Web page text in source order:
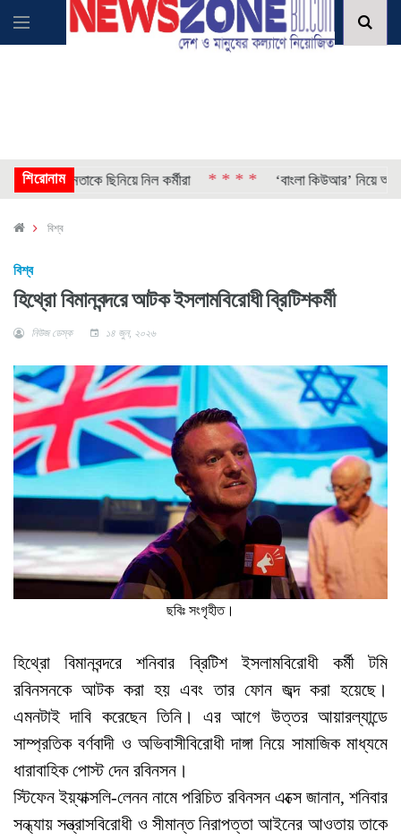
শিরোনাম
নেতাকে ছিনিয়ে নিল কর্মীরা * * * * ‘বাংলা কিউআর’ নিয়ে আলেমদের
বিশ্ব
বিশ্ব
হিথ্রো বিমানবন্দরে আটক ইসলামবিরোধী ব্রিটিশকর্মী
নিউজ ডেস্ক ১৪ জুন, ২০২৬
ছবিঃ সংগৃহীত।
হিথ্রো বিমানবন্দরে শনিবার ব্রিটিশ ইসলামবিরোধী কর্মী টমি
রবিনসনকে আটক করা হয় এবং তার ফোন জব্দ করা হয়েছে।
এমনটাই দাবি করেছেন তিনি। এর আগে উত্তর আয়ারল্যান্ডে
সাম্প্রতিক বর্ণবাদী ও অভিবাসীবিরোধী দাঙ্গা নিয়ে সামাজিক মাধ্যমে
ধারাবাহিক পোস্ট দেন রবিনসন।
স্টিফেন ইয়্যাক্সলি-লেনন নামে পরিচিত রবিনসন এক্সে জানান, শনিবার
সন্ধ্যায় সন্ত্রাসবিরোধী ও সীমান্ত নিরাপত্তা আইনের আওতায় তাকে